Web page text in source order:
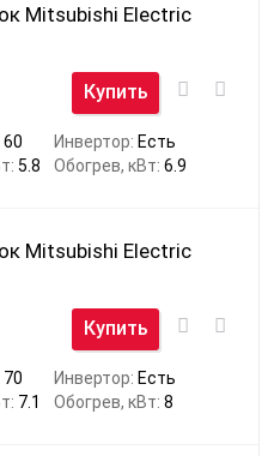
Mitsubishi Electric
Купить
60 Инвертор: Есть
5.8 Обогрев, кВт: 6.9
Mitsubishi Electric
Купить
70 Инвертор: Есть
7.1 Обогрев, кВт: 8